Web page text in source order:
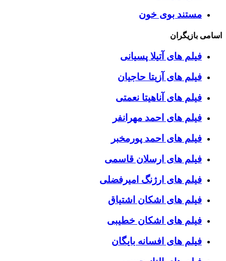
مستند بوی خون
اسامی بازیگران
فیلم های آتیلا پسیانی
فیلم های آزیتا حاجیان
فیلم های آناهیتا نعمتی
فیلم های احمد مهرانفر
فیلم های احمد پورمخبر
فیلم های ارسلان قاسمی
فیلم های ارژنگ امیرفضلی
فیلم های اشکان اشتیاق
فیلم های اشکان خطیبی
فیلم های افسانه بایگان